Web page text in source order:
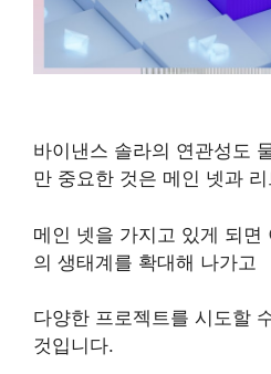
바이낸스 솔라의 연관성도
만 중요한 것은 메인 넷과
메인 넷을 가지고 있게 되면
의 생태계를 확대해 나가고
다양한 프로젝트를 시도할
것입니다.